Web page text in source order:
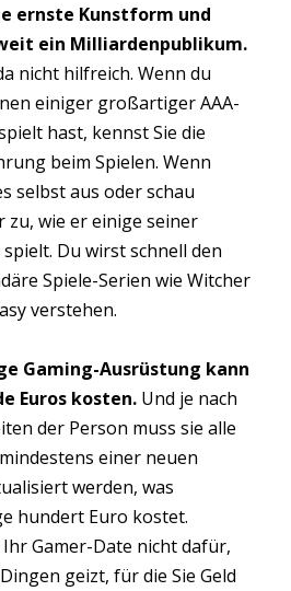
ernste Kunstform und
ein Milliardenpublikum.
nicht hilfreich. Wenn du
einiger großartiger AAA-
hast, kennst Sie die
beim Spielen. Wenn
selbst aus oder schau
zu, wie er einige seiner
Du wirst schnell den
Spiele-Serien wie Witcher
verstehen.
Gaming-Ausrüstung kann
Euros kosten. Und je nach
der Person muss sie alle
einer neuen
werden, was
hundert Euro kostet.
Gamer-Date nicht dafür,
geizt, für die Sie Geld